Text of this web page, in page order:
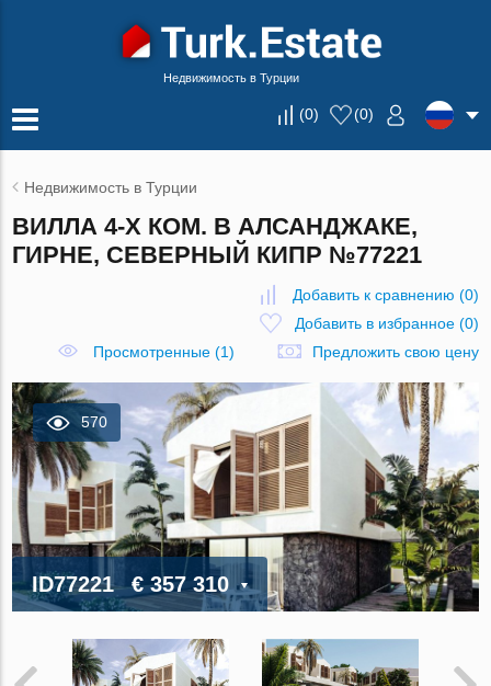
Недвижимость в Турции
(0) (0)
Недвижимость в Турции
ВИЛЛА 4-Х КОМ. В АЛСАНДЖАКЕ,
ГИРНЕ, СЕВЕРНЫЙ КИПР №77221
Добавить к сравнению (0)
Добавить в избранное(0)
Просмотренные (1)
Предложить свою цену
570
ID77221 € 357 310